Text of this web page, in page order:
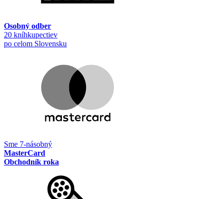
Osobný odber
20 kníhkupectiev
po celom Slovensku
Sme 7-násobný
MasterCard
Obchodník roka